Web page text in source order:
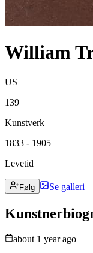
William
US
139
Kunstverk
1833 - 1905
Levetid
Følg Se galleri
about 1 year ago